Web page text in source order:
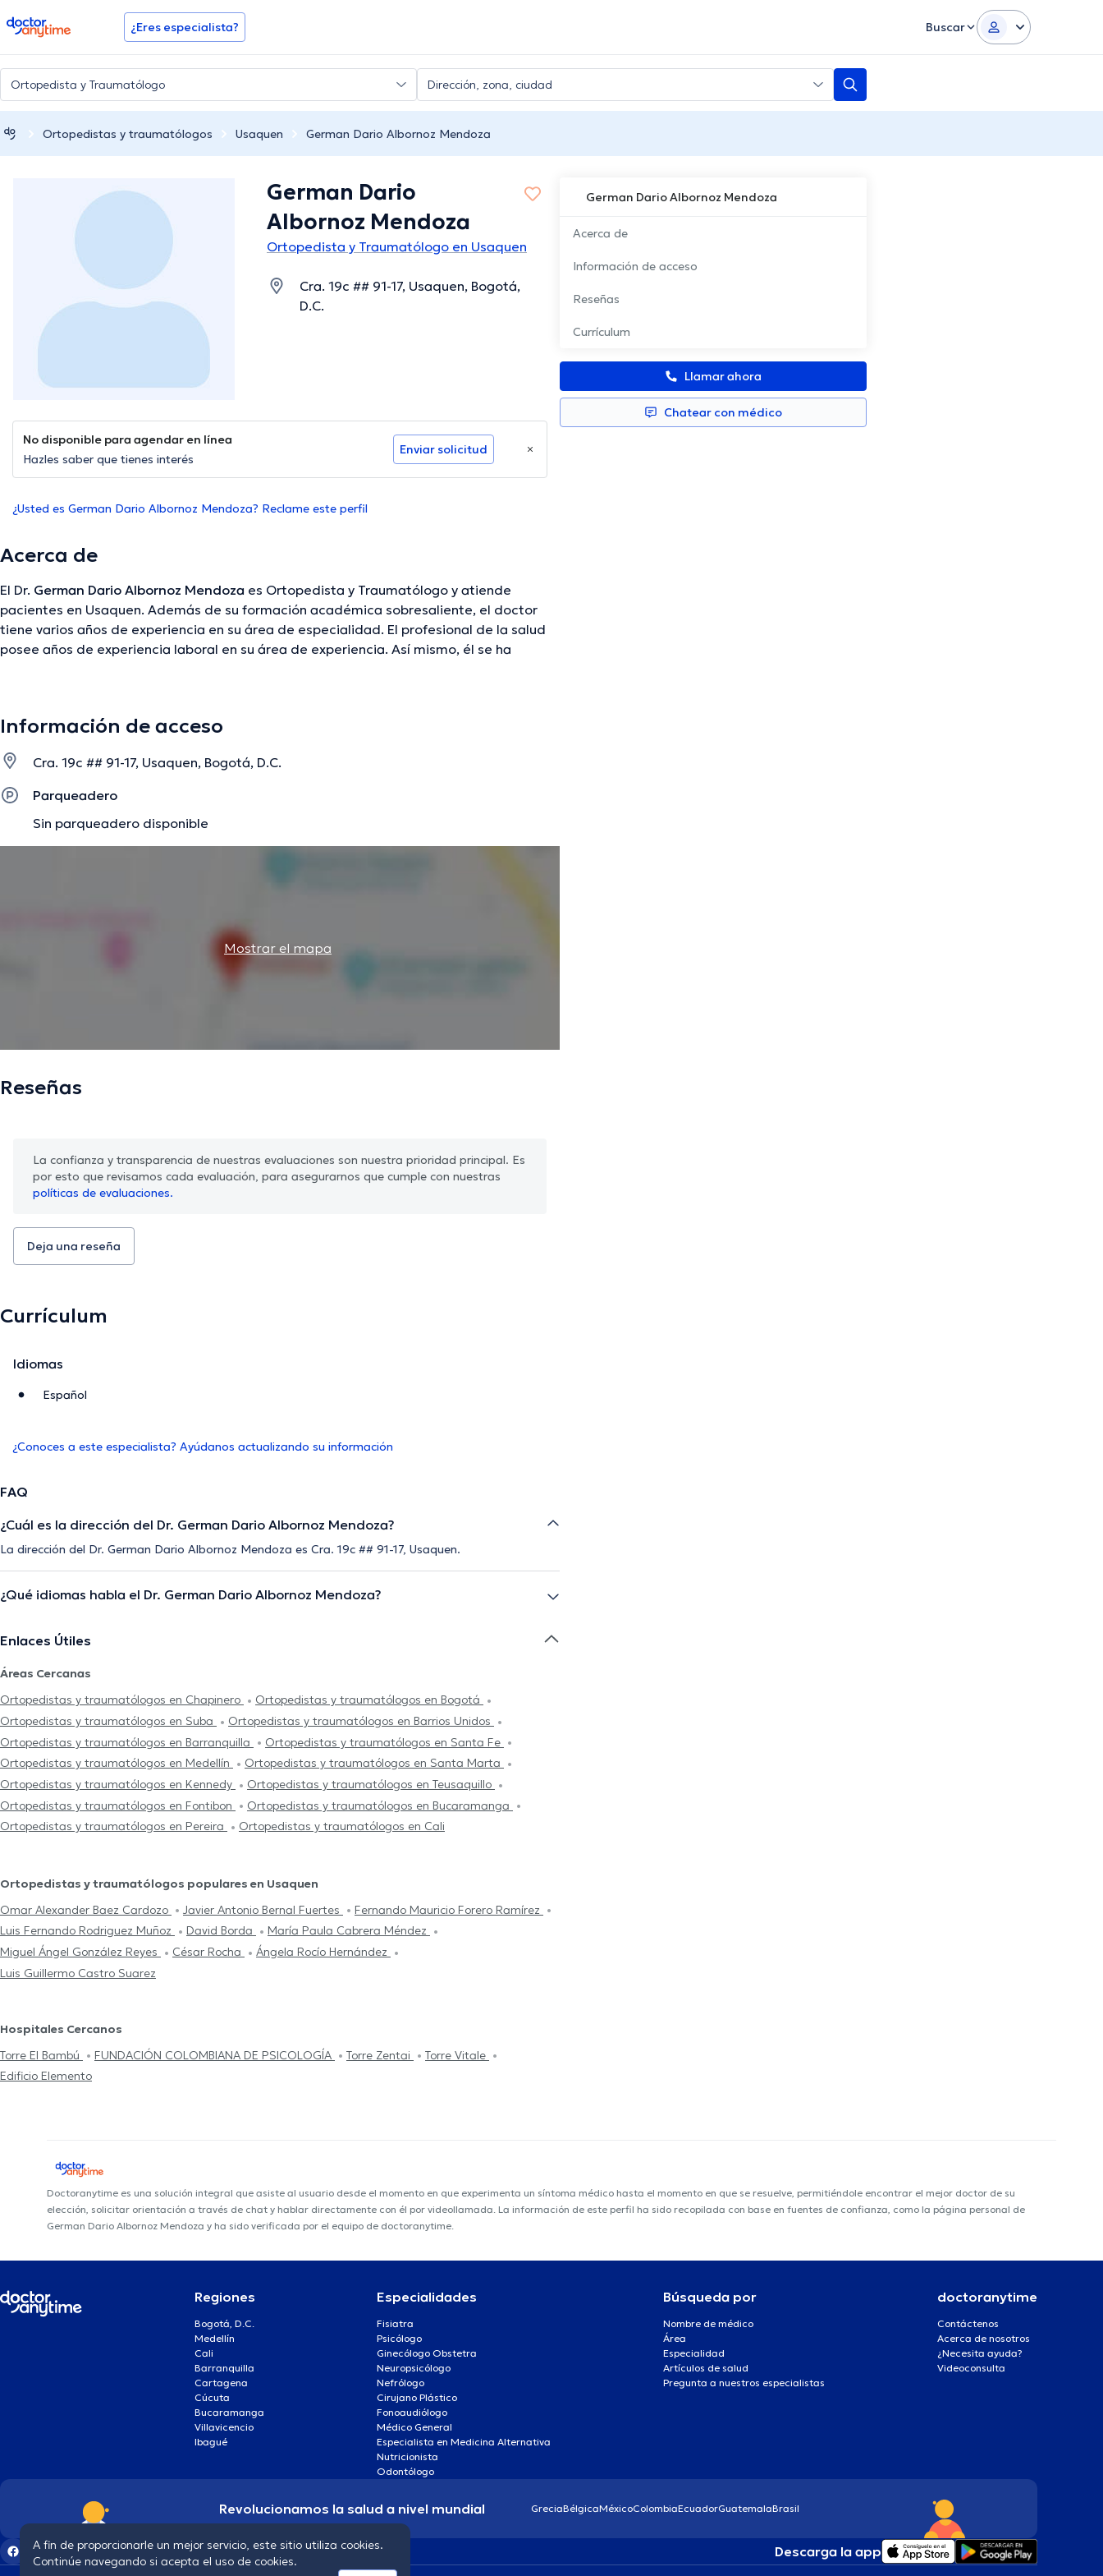
doctoranytime ¿Eres especialista? Buscar
Ortopedistas y traumatólogos Usaquen German Dario Albornoz Mendoza
German Dario Albornoz Mendoza
Acerca de
Información de acceso
Reseñas
Currículum
Llamar ahora
Chatear con médico
German Dario
Albornoz Mendoza
Ortopedista y Traumatólogo en Usaquen
Cra. 19c ## 91-17, Usaquen, Bogotá,
D.C.
No disponible para agendar en línea
Hazles saber que tienes interés
Enviar solicitud
¿Usted es German Dario Albornoz Mendoza? Reclame este perfil
Acerca de
El Dr. German Dario Albornoz Mendoza es Ortopedista y Traumatólogo y atiende
pacientes en Usaquen. Además de su formación académica sobresaliente, el doctor
tiene varios años de experiencia en su área de especialidad. El profesional de la salud
posee años de experiencia laboral en su área de experiencia. Así mismo, él se ha
artículos. Español es el idioma principal que habla el profesional de la salud.
Información de acceso
Cra. 19c ## 91-17, Usaquen, Bogotá, D.C.
Parqueadero
Sin parqueadero disponible
Mostrar el mapa
Reseñas
La confianza y transparencia de nuestras evaluaciones son nuestra prioridad principal. Es
por esto que revisamos cada evaluación, para asegurarnos que cumple con nuestras
políticas de evaluaciones.
Deja una reseña
Currículum
Idiomas
Español
¿Conoces a este especialista? Ayúdanos actualizando su información
FAQ
¿Cuál es la dirección del Dr. German Dario Albornoz Mendoza?
La dirección del Dr. German Dario Albornoz Mendoza es Cra. 19c ## 91-17, Usaquen.
¿Qué idiomas habla el Dr. German Dario Albornoz Mendoza?
Enlaces Útiles
Áreas Cercanas
Ortopedistas y traumatólogos en Chapinero
Ortopedistas y traumatólogos en Bogotá
Ortopedistas y traumatólogos en Suba
Ortopedistas y traumatólogos en Barrios Unidos
Ortopedistas y traumatólogos en Barranquilla
Ortopedistas y traumatólogos en Santa Fe
Ortopedistas y traumatólogos en Medellín
Ortopedistas y traumatólogos en Santa Marta
Ortopedistas y traumatólogos en Kennedy
Ortopedistas y traumatólogos en Teusaquillo
Ortopedistas y traumatólogos en Fontibon
Ortopedistas y traumatólogos en Bucaramanga
Ortopedistas y traumatólogos en Pereira
Ortopedistas y traumatólogos en Cali
Ortopedistas y traumatólogos populares en Usaquen
Omar Alexander Baez Cardozo
Javier Antonio Bernal Fuertes
Fernando Mauricio Forero Ramírez
Luis Fernando Rodriguez Muñoz
David Borda
María Paula Cabrera Méndez
Miguel Ángel González Reyes
César Rocha
Ángela Rocío Hernández
Luis Guillermo Castro Suarez
Hospitales Cercanos
Torre El Bambú
FUNDACIÓN COLOMBIANA DE PSICOLOGÍA Torre Zentai
Torre Vitale
Edificio Elemento
Doctoranytime es una solución integral que asiste al usuario desde el momento en que experimenta un síntoma médico hasta el momento en que se resuelve, permitiéndole encontrar el mejor doctor de su
elección, solicitar orientación a través de chat y hablar directamente con él por videollamada. La información de este perfil ha sido recopilada con base en fuentes de confianza, como la página personal de
German Dario Albornoz Mendoza y ha sido verificada por el equipo de doctoranytime.
Regiones
Bogotá, D.C.
Medellín
Cali
Barranquilla
Cartagena
Cúcuta
Bucaramanga
Villavicencio
Ibagué
Especialidades
Fisiatra
Psicólogo
Ginecólogo Obstetra
Neuropsicólogo
Nefrólogo
Cirujano Plástico
Fonoaudiólogo
Médico General
Especialista en Medicina Alternativa
Nutricionista
Odontólogo
Búsqueda por
Nombre de médico
Área
Especialidad
Artículos de salud
Pregunta a nuestros especialistas
doctoranytime
Contáctenos
Acerca de nosotros
¿Necesita ayuda?
Videoconsulta
Revolucionamos la salud a nivel mundial GreciaBélgicaMéxicoColombiaEcuadorGuatemalaBrasil
Descarga la app
A fin de proporcionarle un mejor servicio, este sitio utiliza cookies.
Continúe navegando si acepta el uso de cookies.